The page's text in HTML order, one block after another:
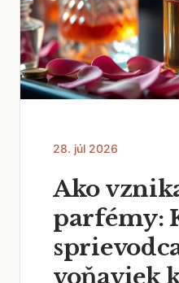
28. júl 2026
Ako
parfémy:
voňaviek